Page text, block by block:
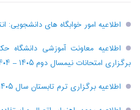
اطلاعیه امور خوابگاه های دانشجویی:
اطلاعیه معاونت آموزشی
برگزاری امتحانات نیمسال دوم ۱۴۰۵ – ۱۴۰۴
اطلاعیه برگزاری ترم تابستان سال ۱۴۰۵ دانشگاه حکیم سبزواری